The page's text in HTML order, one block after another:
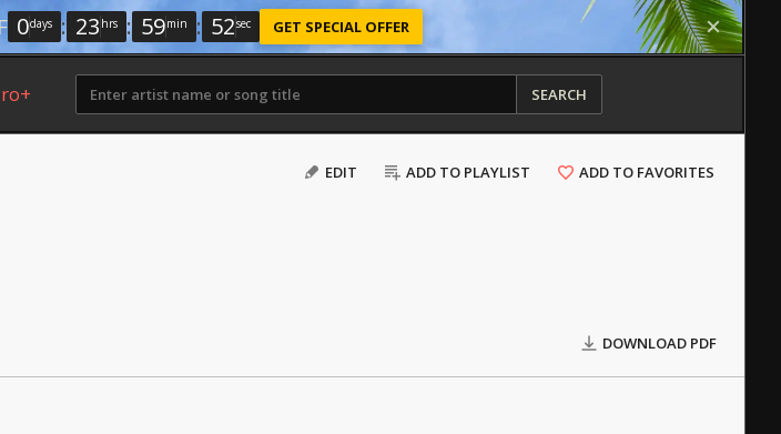
0days : 23 hrs : 59min : 51sec GET SPECIAL OFFER
SEARCH
EDIT ADD TO PLAYLIST ADD TO FAVORITES
DOWNLOAD PDF